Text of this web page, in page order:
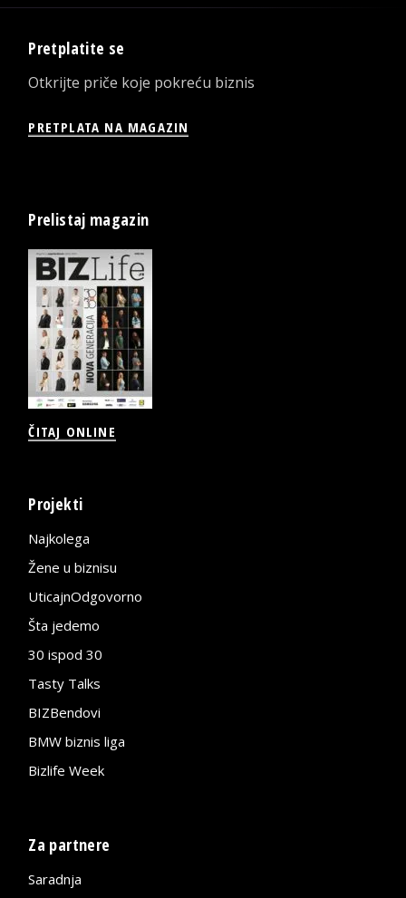
Pretplatite se
Otkrijte priče koje pokreću biznis
PRETPLATA NA MAGAZIN
Prelistaj magazin
ČITAJ ONLINE
Projekti
Najkolega
Žene u biznisu
UticajnOdgovorno
Šta jedemo
30 ispod 30
Tasty Talks
BIZBendovi
BMW biznis liga
Bizlife Week
Za partnere
Saradnja